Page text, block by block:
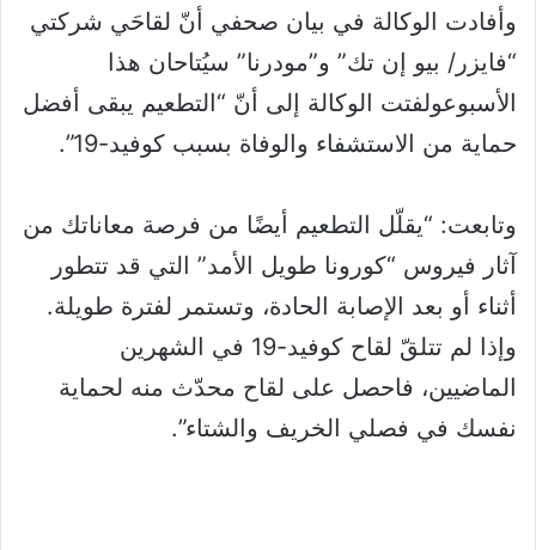
وأفادت الوكالة في بيان صحفي أنّ لقاحَي شركتي
“فايزر/ بيو إن تك” و”مودرنا” سيُتاحان هذا
الأسبوعولفتت الوكالة إلى أنّ “التطعيم يبقى أفضل
حماية من الاستشفاء والوفاة بسبب كوفيد-19”.
وتابعت: “يقلّل التطعيم أيضًا من فرصة معاناتك من
آثار فيروس “كورونا طويل الأمد” التي قد تتطور
أثناء أو بعد الإصابة الحادة، وتستمر لفترة طويلة.
وإذا لم تتلقّ لقاح كوفيد-19 في الشهرين
الماضيين، فاحصل على لقاح محدّث منه لحماية
نفسك في فصلي الخريف والشتاء”.